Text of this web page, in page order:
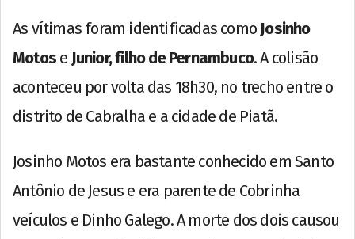
As vítimas foram identificadas como Josinho
Motos e Junior, filho de Pernambuco. A colisão
aconteceu por volta das 18h30, no trecho entre o
distrito de Cabralha e a cidade de Piatã.
Josinho Motos era bastante conhecido em Santo
Antônio de Jesus e era parente de Cobrinha
veículos e Dinho Galego. A morte dos dois causou